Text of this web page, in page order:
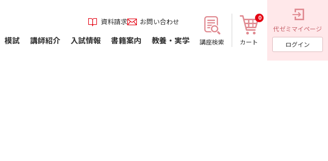
資料請求 お問い合わせ
模試 講師紹介 入試情報 書籍案内 教養・実学 講座検索 カート
0
代ゼミマイページ
ログイン